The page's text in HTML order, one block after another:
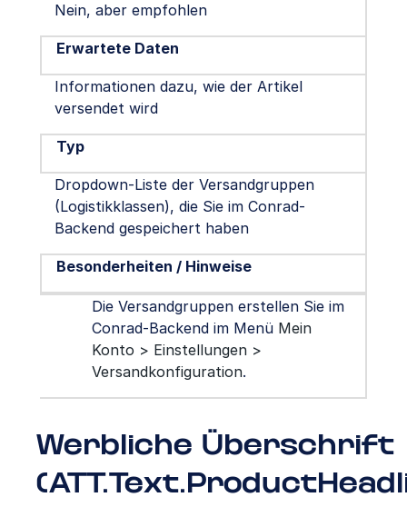
Nein, aber empfohlen
Erwartete Daten
Informationen dazu, wie der Artikel
versendet wird
Typ
Dropdown-Liste der Versandgruppen
(Logistikklassen), die Sie im Conrad-
Backend gespeichert haben
Besonderheiten / Hinweise
Die Versandgruppen erstellen Sie im
Conrad-Backend im Menü Mein
Konto > Einstellungen >
Versandkonfiguration.
Werbliche Überschrift